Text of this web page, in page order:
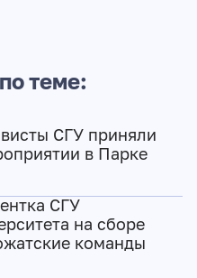
теме:
СГУ приняли
в Парке
СГУ
на сборе
команды